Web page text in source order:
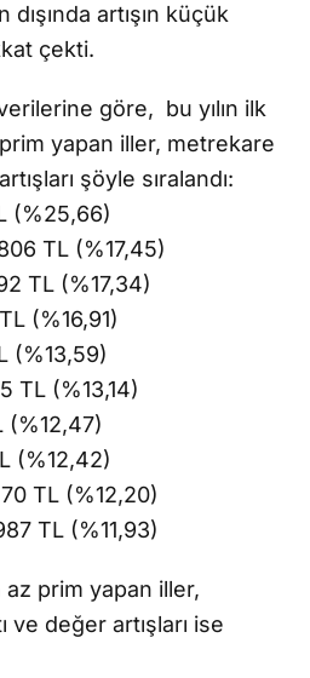
artışın küçük
çekti.
göre, bu yılın ilk
yapan iller, metrekare
şöyle sıralandı:
(%25,66)
TL (%17,45)
TL (%17,34)
(%16,91)
(%13,59)
TL (%13,14)
(%12,47)
(%12,42)
TL (%12,20)
TL (%11,93)
prim yapan iller,
değer artışları ise